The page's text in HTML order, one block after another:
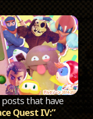
that have
Quest IV:”